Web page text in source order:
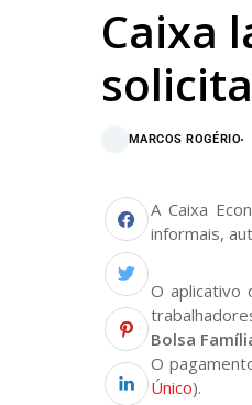
Caixa
MARCOS ROGÉRIO
A Caixa
informais,
O aplicativo
Bolsa
O
Único).